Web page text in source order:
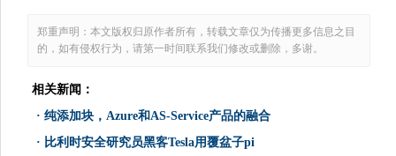
郑重声明：本文版权归原作者所有，转载文章仅为传播更多信息之目
的，如有侵权行为，请第一时间联系我们修改或删除，多谢。
相关新闻：
· 纯添加块，Azure和AS-Service产品的融合
· 比利时安全研究员黑客Tesla用覆盆子pi